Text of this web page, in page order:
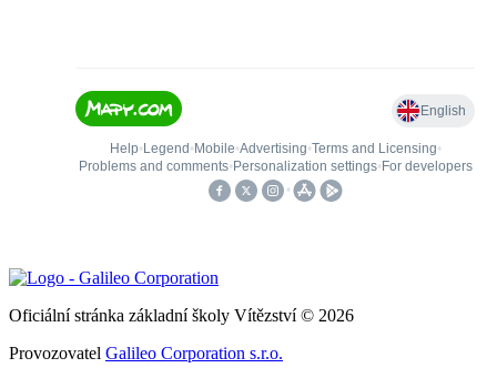
Oficiální stránka základní školy Vítězství © 2026
Provozovatel Galileo Corporation s.r.o.